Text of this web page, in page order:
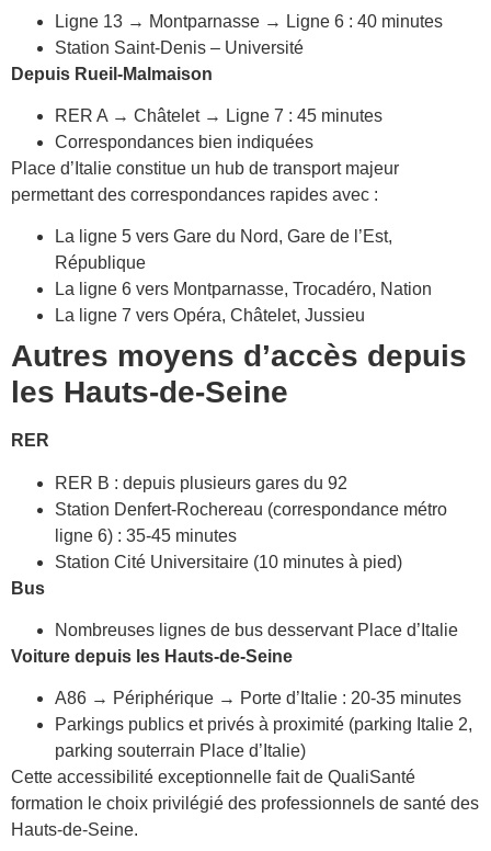
Ligne 13 → Montparnasse → Ligne 6 : 40 minutes
Station Saint-Denis – Université
Depuis Rueil-Malmaison
RER A → Châtelet → Ligne 7 : 45 minutes
Correspondances bien indiquées
Place d’Italie constitue un hub de transport majeur
permettant des correspondances rapides avec :
La ligne 5 vers Gare du Nord, Gare de l’Est,
République
La ligne 6 vers Montparnasse, Trocadéro, Nation
La ligne 7 vers Opéra, Châtelet, Jussieu
Autres moyens d’accès depuis
les Hauts-de-Seine
RER
RER B : depuis plusieurs gares du 92
Station Denfert-Rochereau (correspondance métro
ligne 6) : 35-45 minutes
Station Cité Universitaire (10 minutes à pied)
Bus
Nombreuses lignes de bus desservant Place d’Italie
Voiture depuis les Hauts-de-Seine
A86 → Périphérique → Porte d’Italie : 20-35 minutes
Parkings publics et privés à proximité (parking Italie 2,
parking souterrain Place d’Italie)
Cette accessibilité exceptionnelle fait de QualiSanté
formation le choix privilégié des professionnels de santé des
Hauts-de-Seine.